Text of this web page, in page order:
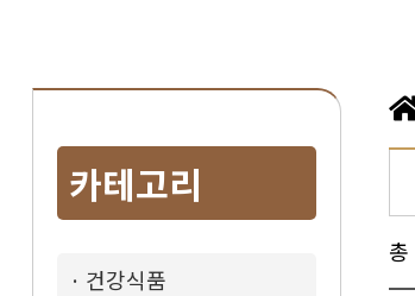
카테고리
· 건강식품
총